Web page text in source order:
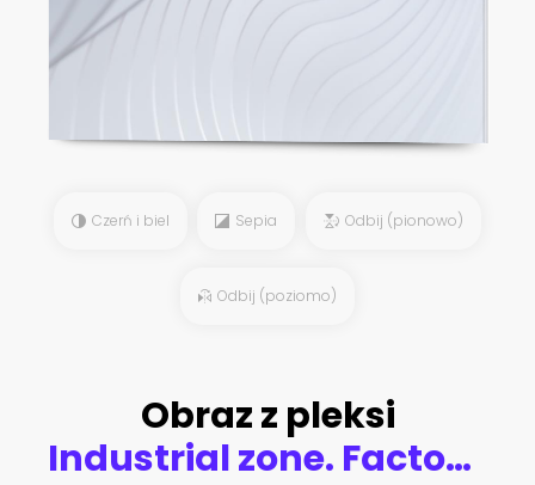
Czerń i biel Sepia Odbij (pionowo)
Odbij (poziomo)
Obraz z pleksi
Industrial zone. Factory manufacturing industrial line plant scene interior background